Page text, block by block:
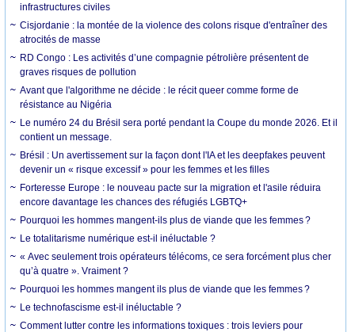
infrastructures civiles
Cisjordanie : la montée de la violence des colons risque d'entraîner des
atrocités de masse
RD Congo : Les activités d’une compagnie pétrolière présentent de
graves risques de pollution
Avant que l'algorithme ne décide : le récit queer comme forme de
résistance au Nigéria
Le numéro 24 du Brésil sera porté pendant la Coupe du monde 2026. Et il
contient un message.
Brésil : Un avertissement sur la façon dont l'IA et les deepfakes peuvent
devenir un « risque excessif » pour les femmes et les filles
Forteresse Europe : le nouveau pacte sur la migration et l'asile réduira
encore davantage les chances des réfugiés LGBTQ+
Pourquoi les hommes mangent-ils plus de viande que les femmes ?
Le totalitarisme numérique est-il inéluctable ?
« Avec seulement trois opérateurs télécoms, ce sera forcément plus cher
qu’à quatre ». Vraiment ?
Pourquoi les hommes mangent ils plus de viande que les femmes ?
Le technofascisme est-il inéluctable ?
Comment lutter contre les informations toxiques : trois leviers pour